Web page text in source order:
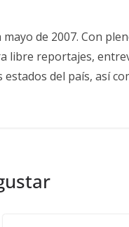
de 2007. Con
libre reportajes,
del país, así